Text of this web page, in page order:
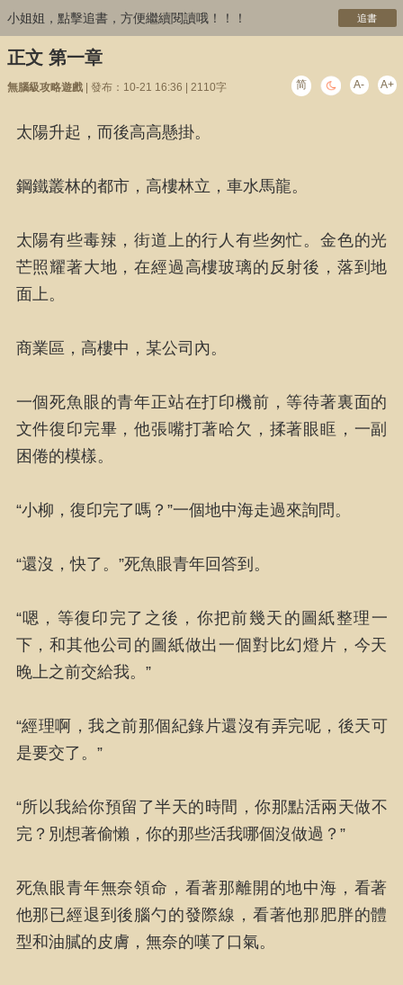
小姐姐，點擊追書，方便繼續閱讀哦！！！ 追書
正文 第一章
無腦級攻略遊戲| 發布：10-21 16:36 | 2110字 简 A- A+
太陽升起，而後高高懸掛。
鋼鐵叢林的都市，高樓林立，車水馬龍。
太陽有些毒辣，街道上的行人有些匆忙。金色的光
芒照耀著大地，在經過高樓玻璃的反射後，落到地
面上。
商業區，高樓中，某公司內。
一個死魚眼的青年正站在打印機前，等待著裏面的
文件復印完畢，他張嘴打著哈欠，揉著眼眶，一副
困倦的模樣。
“小柳，復印完了嗎？”一個地中海走過來詢問。
“還沒，快了。”死魚眼青年回答到。
“嗯，等復印完了之後，你把前幾天的圖紙整理一
下，和其他公司的圖紙做出一個對比幻燈片，今天
晚上之前交給我。”
“經理啊，我之前那個紀錄片還沒有弄完呢，後天可
是要交了。”
“所以我給你預留了半天的時間，你那點活兩天做不
完？別想著偷懶，你的那些活我哪個沒做過？”
死魚眼青年無奈領命，看著那離開的地中海，看著
他那已經退到後腦勺的發際線，看著他那肥胖的體
型和油膩的皮膚，無奈的嘆了口氣。